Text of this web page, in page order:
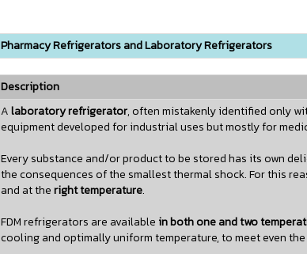
Pharmacy Refrigerators and Laboratory Refrigerators
Description
Alaboratory refrigerator, often mistakenly identified only
equipment developed for industrial uses but mostly for
Every substance and/or product to be stored has its own
the consequences of the smallest thermal shock. For this
and at theright temperature.
FDM refrigerators are available in both one and two
cooling and optimally uniform temperature, to meet even